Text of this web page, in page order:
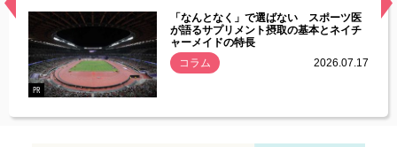
常
PR
「なんとなく」で選ばない スポーツ医
が語るサプリメント摂取の基本とネイチ
ャーメイドの特長
コラム
2026.07.17